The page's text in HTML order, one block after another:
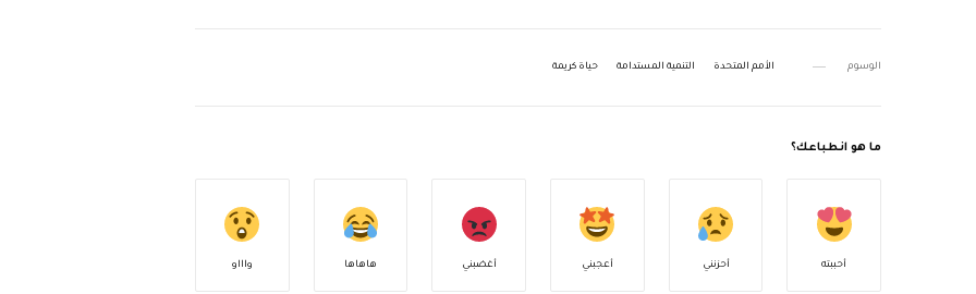
الوسوم الأمم المتحدة التنمية المستدامة حياة كريمة
ما هو انطباعك؟
أحببته أحزنني أعجبني أغضبني هاهاها واااو